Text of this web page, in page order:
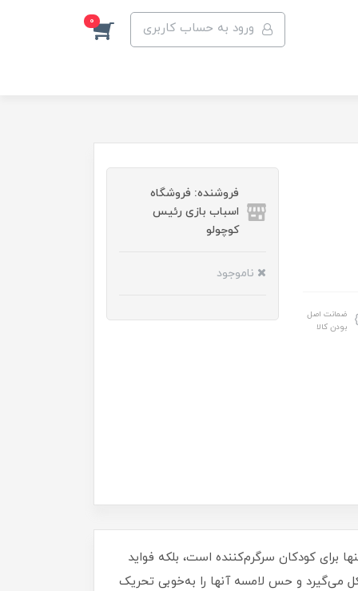
ورود به حساب کاربری 0
ضمانت اصل
بودن کالا
فروشنده: فروشگاه
اسباب بازی رئیس
کوچولو
ناموجود
کودکان سرگرم‌کننده است، بلکه فواید
می‌گیرد و حس لامسه آنها را به‌خوبی تحریک